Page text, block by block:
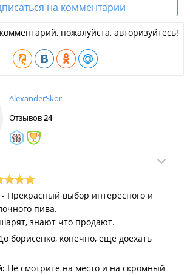
на комментарии
пожалуйста, авторизуйтесь!
AlexanderSkor
Отзывов24
- Прекрасный выбор интересного и
пива.
знают что продают.
борисенко, конечно, ещё доехать
Не смотрите на место и на скромный